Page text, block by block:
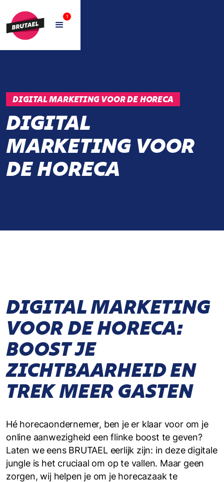
1
DIGITAL MARKETING VOOR DE HORECA
DIGITAL
MARKETING VOOR
DE HORECA
DIGITAL MARKETING
VOOR DE HORECA:
BOOST JE
ZICHTBAARHEID EN
TREK MEER GASTEN
Hé horecaondernemer, ben je er klaar voor om je
online aanwezigheid een flinke boost te geven?
Laten we eens BRUTAEL eerlijk zijn: in deze digitale
jungle is het cruciaal om op te vallen. Maar geen
zorgen, wij helpen je om je horecazaak te